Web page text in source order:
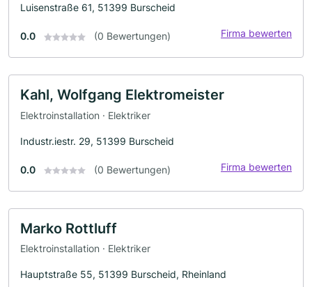
Luisenstraße 61, 51399 Burscheid
0.0 (0 Bewertungen) Firma bewerten
Kahl, Wolfgang Elektromeister
Elektroinstallation · Elektriker
Industr.iestr. 29, 51399 Burscheid
0.0 (0 Bewertungen) Firma bewerten
Marko Rottluff
Elektroinstallation · Elektriker
Hauptstraße 55, 51399 Burscheid, Rheinland